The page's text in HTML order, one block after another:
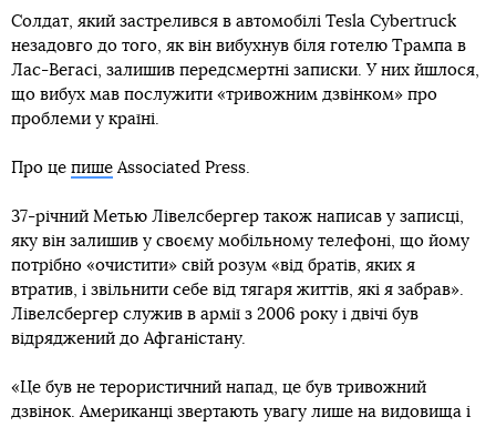
Солдат, який застрелився в автомобілі Tesla Cybertruck
незадовго до того, як він вибухнув біля готелю Трампа в
Лас-Вегасі, залишив передсмертні записки. У них йшлося,
що вибух мав послужити «тривожним дзвінком» про
проблеми у країні.
Про це пише Associated Press.
37-річний Метью Лівелсбергер також написав у записці,
яку він залишив у своєму мобільному телефоні, що йому
потрібно «очистити» свій розум «від братів, яких я
втратив, і звільнити себе від тягаря життів, які я забрав».
Лівелсбергер служив в армії з 2006 року і двічі був
відряджений до Афганістану.
«Це був не терористичний напад, це був тривожний
дзвінок. Американці звертають увагу лише на видовища і